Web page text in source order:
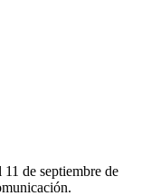
de septiembre de